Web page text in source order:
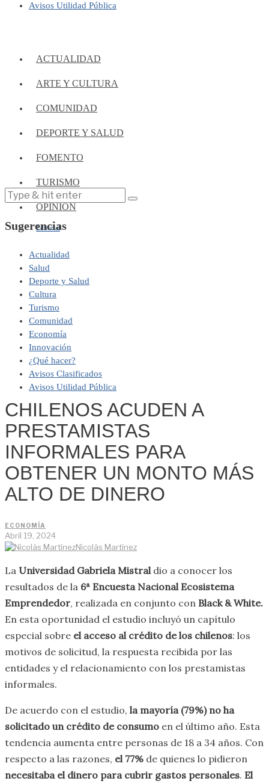
Avisos Utilidad Pública
ACTUALIDAD
ARTE Y CULTURA
COMUNIDAD
DEPORTE Y SALUD
FOMENTO
TURISMO
OPINIÓN
Editorial
Sugerencias
Actualidad
Salud
Deporte y Salud
Cultura
Turismo
Comunidad
Economía
Innovación
¿Qué hacer?
Avisos Clasificados
Avisos Utilidad Pública
CHILENOS ACUDEN A
PRESTAMISTAS
INFORMALES PARA
OBTENER UN MONTO MÁS
ALTO DE DINERO
ECONOMÍA
Abril 19, 2024
Nicolás Martínez
La Universidad Gabriela Mistral dio a conocer los
resultados de la 6ª Encuesta Nacional Ecosistema
Emprendedor, realizada en conjunto con Black & White.
En esta oportunidad el estudio incluyó un capítulo
especial sobre el acceso al crédito de los chilenos: los
motivos de solicitud, la respuesta recibida por las
entidades y el relacionamiento con los prestamistas
informales.
De acuerdo con el estudio, la mayoría (79%) no ha
solicitado un crédito de consumo en el último año. Esta
tendencia aumenta entre personas de 18 a 34 años. Con
respecto a las razones, el 77% de quienes lo pidieron
necesitaba el dinero para cubrir gastos personales. El